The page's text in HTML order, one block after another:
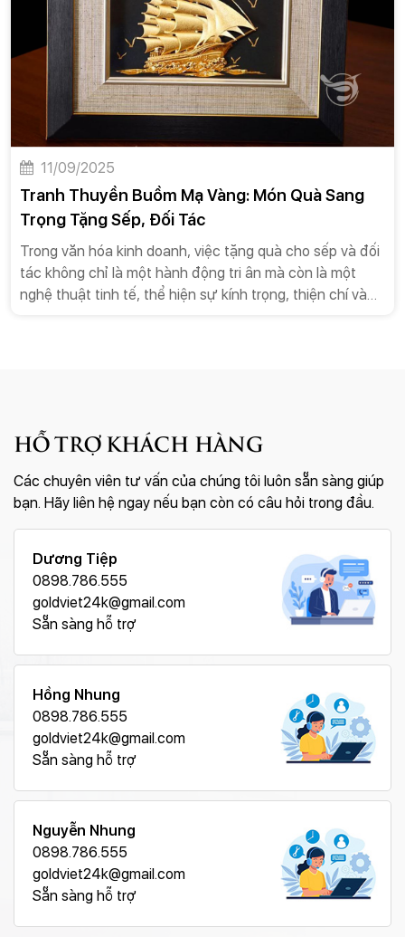
buồm mạ vàng nổi lên như một món quà hoàn hảo, một
biểu tượng mạnh mẽ cho lời chúc kinh điển “Thuận
buồm xuôi gió” và sự bình an trên hành trình mới.
11/09/2025
Tranh Thuyền Buồm Mạ Vàng: Món Quà Sang
Trọng Tặng Sếp, Đối Tác
Trong văn hóa kinh doanh, việc tặng quà cho sếp và đối
tác không chỉ là một hành động tri ân mà còn là một
nghệ thuật tinh tế, thể hiện sự kính trọng, thiện chí và
phong thủy, giá trị thẩm mỹ cho đến sự sang trọng và
tính ứng dụng trong môi trường kinh doanh.
HỖ TRỢ KHÁCH HÀNG
Các chuyên viên tư vấn của chúng tôi luôn sẵn sàng giúp
bạn. Hãy liên hệ ngay nếu bạn còn có câu hỏi trong đầu.
Dương Tiệp
0898.786.555
goldviet24k@gmail.com
Sẵn sàng hỗ trợ
Hồng Nhung
0898.786.555
goldviet24k@gmail.com
Sẵn sàng hỗ trợ
Nguyễn Nhung
0898.786.555
goldviet24k@gmail.com
Sẵn sàng hỗ trợ